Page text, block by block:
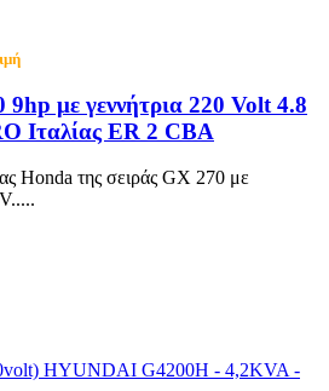
με γεννήτρια 220 Volt 4.8
Ιταλίας ER 2 CBA
Honda της σειράς GX 270 με